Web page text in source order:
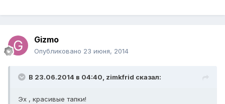
Gizmo
Опубликовано 23 июня, 2014
В 23.06.2014 в 04:40, zimkfrid сказал:
Эх , красивые тапки!